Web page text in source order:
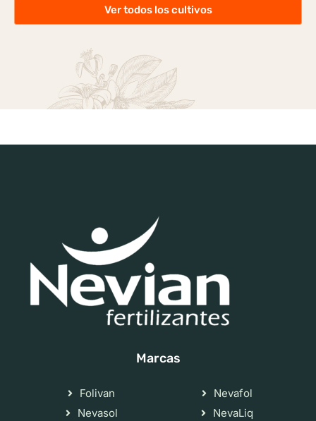
Ver todos los cultivos
Marcas
Folivan
Nevasol
Nevafol
NevaLiq